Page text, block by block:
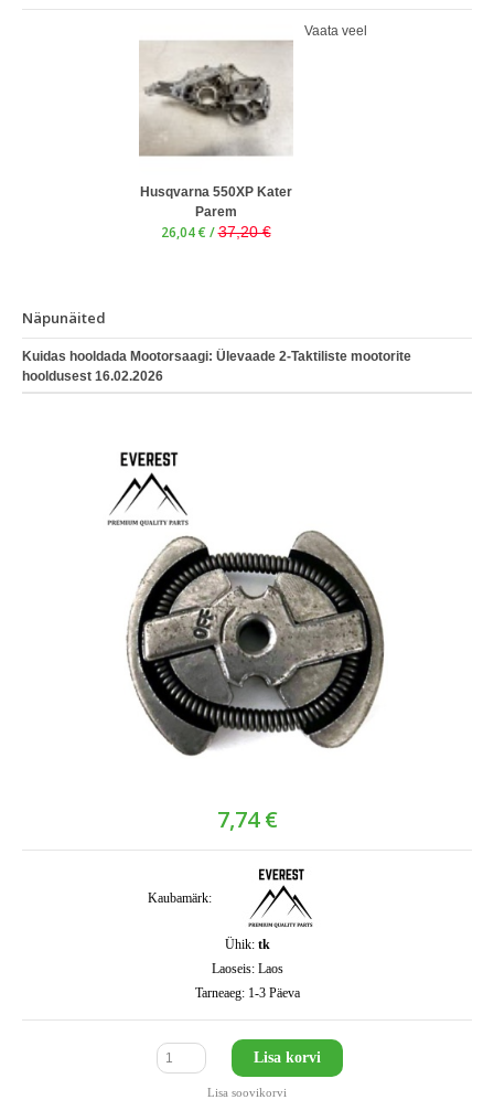
Husqvarna 550XP Kater
Parem
26,04 € /37,20 €
Vaata veel
Näpunäited
Kuidas hooldada Mootorsaagi: Ülevaade 2-Taktiliste mootorite
hooldusest 16.02.2026
7,74 €
Kaubamärk:
Ühik:tk
Laoseis: Laos
Tarneaeg: 1-3 Päeva
Lisa korvi
Lisa soovikorvi